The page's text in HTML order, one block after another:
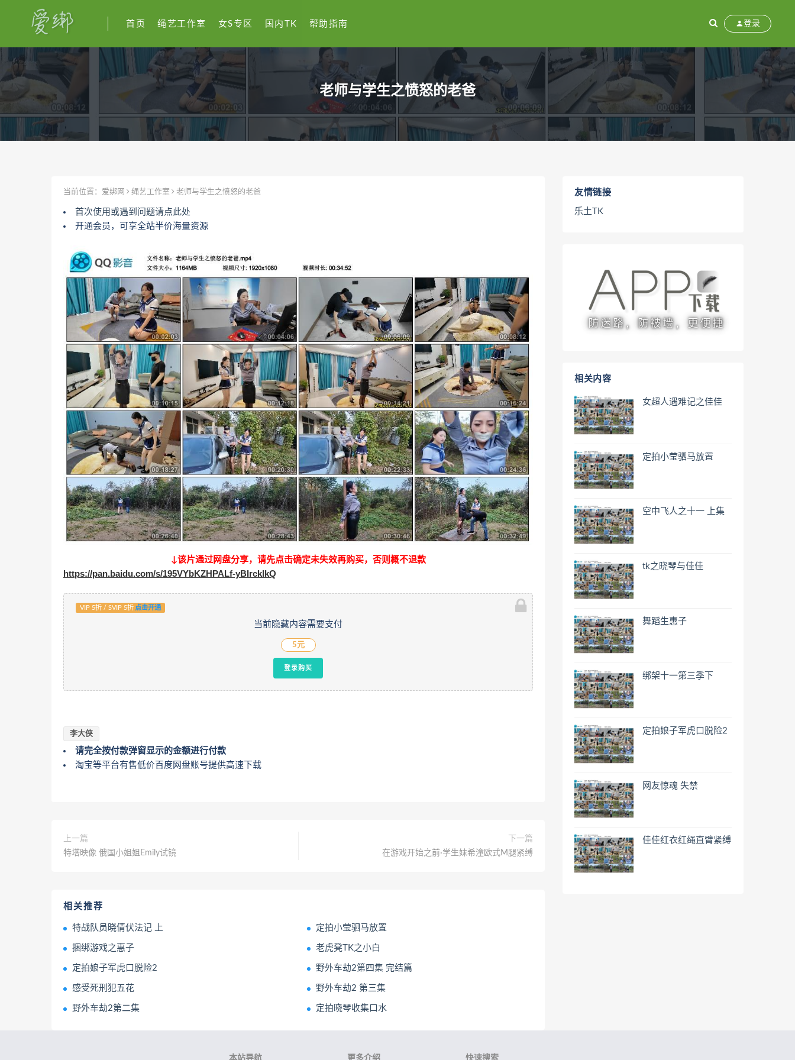
首页 绳艺工作室 女S专区 国内TK 帮助指南 登录
老师与学生之愤怒的老爸
当前位置： 爱绑网 绳艺工作室 老师与学生之愤怒的老爸
首次使用或遇到问题请点此处
开通会员，可享全站半价海量资源
↓该片通过网盘分享，请先点击确定未失效再购买，否则概不退款
https://pan.baidu.com/s/195VYbKZHPALf-yBIrckIkQ
VIP 5折 / SVIP 5折 点击开通
当前隐藏内容需要支付
5元
登录购买
李大侠
请完全按付款弹窗显示的金额进行付款
淘宝等平台有售低价百度网盘账号提供高速下载
上一篇
特塔映像 俄国小姐姐Emily试镜
下一篇
在游戏开始之前·学生妹希潼欧式M腿紧缚
相关推荐
特战队员晓倩伏法记 上 定拍小莹驷马放置
捆绑游戏之惠子 老虎凳TK之小白
定拍娘子军虎口脱险2 野外车劫2第四集 完结篇
感受死刑犯五花 野外车劫2 第三集
野外车劫2第二集 定拍晓琴收集口水
友情链接
乐土TK
相关内容
女超人遇难记之佳佳
定拍小莹驷马放置
空中飞人之十一 上集
tk之晓琴与佳佳
舞蹈生惠子
绑架十一第三季下
定拍娘子军虎口脱险2
网友惊魂 失禁
佳佳红衣红绳直臂紧缚